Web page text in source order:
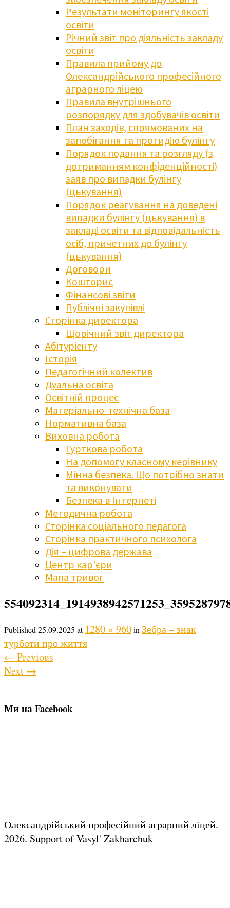
Результати моніторингу якості
освіти
Річний звіт про діяльність закладу
освіти
Правила прийому до
Олександрійського професійного
аграрного ліцею
Правила внутрішнього
розпорядку для здобувачів освіти
План заходів, спрямованих на
запобігання та протидію булінгу
Порядок подання та розгляду (з
дотриманням конфіденційності)
заяв про випадки булінгу
(цькування)
Порядок реагування на доведені
випадки булінгу (цькування) в
закладі освіти та відповідальність
осіб, причетних до булінгу
(цькування)
Договори
Кошторис
Фінансові звіти
Публічні закупівлі
Сторінка директора
Щорічний звіт директора
Абітурієнту
Історія
Педагогічний колектив
Дуальна освіта
Освітній процес
Матеріально-технічна база
Нормативна база
Виховна робота
Гурткова робота
На допомогу класному керівнику
Мінна безпека. Що потрібно знати
та виконувати
Безпека в Інтернеті
Методична робота
Сторінка соціального педагога
Сторінка практичного психолога
Дія – цифрова держава
Центр кар’єри
Мапа тривог
Published 25.09.2025 at 1280 × 960in Зебра – знак
турботи про життя
← Previous
Next →
Ми на Facebook
Олександрійський професійний аграрний ліцей.
2026. Support of Vasyl' Zakharchuk